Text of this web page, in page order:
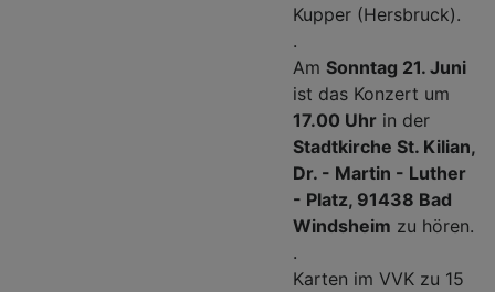
Kupper (Hersbruck).
.
Am Sonntag 21. Juni
ist das Konzert um
17.00 Uhr in der
Stadtkirche St. Kilian,
Dr. - Martin - Luther
- Platz, 91438 Bad
Windsheim zu hören.
.
Karten im VVK zu 15